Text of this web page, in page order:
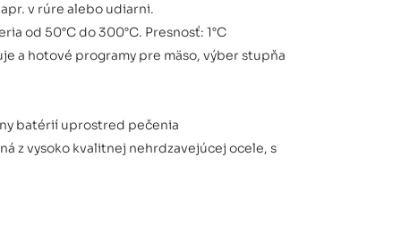
v rúre alebo udiarni.
od 50°C do 300°C. Presnosť: 1°C
a hotové programy pre mäso, výber stupňa
batérií uprostred pečenia
z vysoko kvalitnej nehrdzavejúcej ocele, s